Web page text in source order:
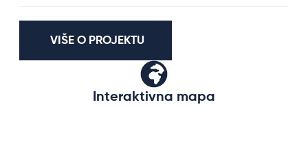
VIŠE O PROJEKTU
Interaktivna mapa